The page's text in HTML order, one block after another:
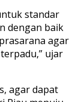
standar
dengan baik
agar
ujar
agar dapat